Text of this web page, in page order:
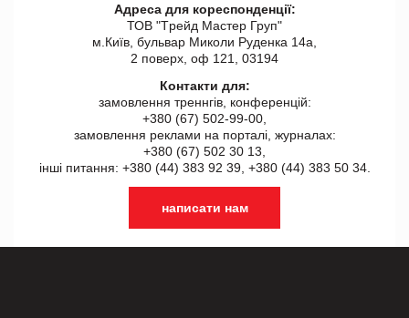
Адреса для кореспонденції:
ТОВ "Tрейд Мастер Груп"
м.Київ, бульвар Миколи Руденка 14а,
2 поверх, оф 121, 03194
Контакти для:
замовлення треннгів, конференцій:
+380 (67) 502-99-00,
замовлення реклами на порталі, журналах:
+380 (67) 502 30 13,
інші питання: +380 (44) 383 92 39, +380 (44) 383 50 34.
написати нам